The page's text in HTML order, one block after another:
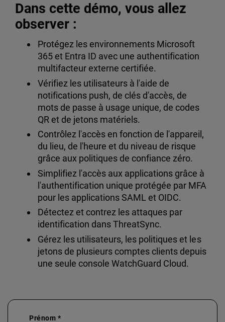
Dans cette démo, vous allez
observer :
Protégez les environnements Microsoft
365 et Entra ID avec une authentification
multifacteur externe certifiée.
Vérifiez les utilisateurs à l'aide de
notifications push, de clés d'accès, de
mots de passe à usage unique, de codes
QR et de jetons matériels.
Contrôlez l'accès en fonction de l'appareil,
du lieu, de l'heure et du niveau de risque
grâce aux politiques de confiance zéro.
Simplifiez l'accès aux applications grâce à
l'authentification unique protégée par MFA
pour les applications SAML et OIDC.
Détectez et contrez les attaques par
identification dans ThreatSync.
Gérez les utilisateurs, les politiques et les
jetons de plusieurs comptes clients depuis
une seule console WatchGuard Cloud.
Prénom *